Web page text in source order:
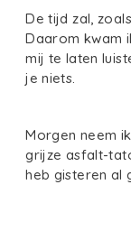
De tijd zal,
Daarom kwam
mij te laten
je niets.
Morgen neem
grijze asfalt-
heb gisteren al